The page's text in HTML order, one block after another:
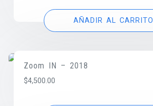
AÑADIR AL CARRITO
Zoom IN – 2018
$4,500.00